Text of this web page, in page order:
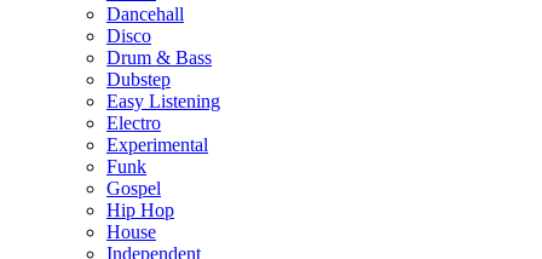
Dancehall
Disco
Drum & Bass
Dubstep
Easy Listening
Electro
Experimental
Funk
Gospel
Hip Hop
House
Independent